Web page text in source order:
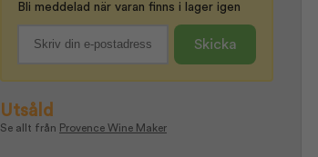
Bli meddelad när varan finns i lager igen
Skicka
Utsåld
Se allt från Provence Wine Maker